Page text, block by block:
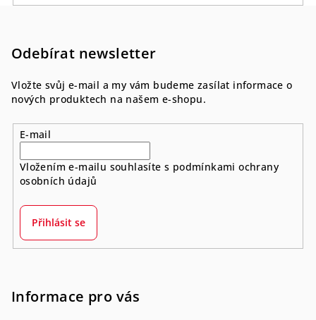
Odebírat newsletter
Vložte svůj e-mail a my vám budeme zasílat informace o
nových produktech na našem e-shopu.
E-mail
Vložením e-mailu souhlasíte s podmínkami ochrany
osobních údajů
Přihlásit se
Informace pro vás